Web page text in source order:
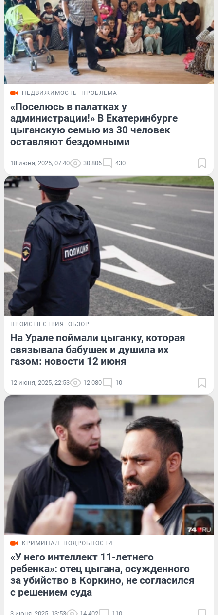
НЕДВИЖИМОСТЬ ПРОБЛЕМА
«Поселюсь в палатках у
администрации!» В Екатеринбурге
цыганскую семью из 30 человек
оставляют бездомными
18 июня, 2025, 07:40 30 806 430
ПРОИСШЕСТВИЯ ОБЗОР
На Урале поймали цыганку, которая
связывала бабушек и душила их
газом: новости 12 июня
12 июня, 2025, 22:53 12 080 10
КРИМИНАЛ ПОДРОБНОСТИ
«У него интеллект 11-летнего
ребенка»: отец цыгана, осужденного
за убийство в Коркино, не согласился
с решением суда
3 июня, 2025, 13:53 14 402 110